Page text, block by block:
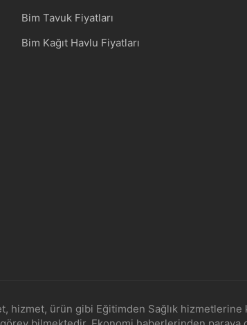
Bim Tavuk Fiyatları
Bim Kağıt Havlu Fiyatları
hizmet, ürün gibi Eğitimden Sağlık